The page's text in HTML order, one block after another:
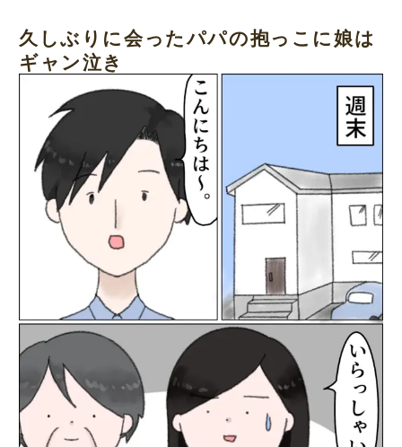
久しぶりに会ったパパの抱っこに娘は
ギャン泣き